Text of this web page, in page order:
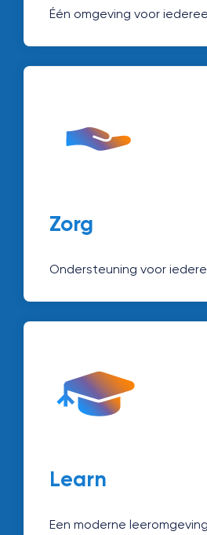
Één omgeving voor
Zorg
Ondersteuning voor
leerlingen die extra
hebben. Zo werk je aan
Learn
Een moderne
gepersonaliseerd
voortgang eenvoudig bij.
docenten én